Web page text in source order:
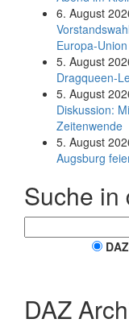
6. August
Europa-
5. August
Dragqueen-
5. August
Diskussion:
Zeitenwende
5. August
Augsburg
Suche in
DAZ